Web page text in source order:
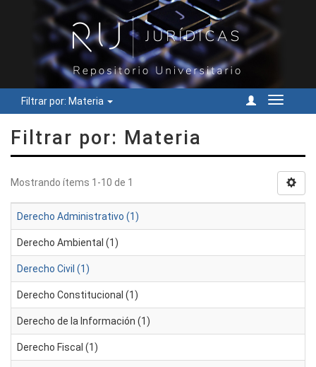
Filtrar por: Materia
Cambiar
Filtrar por: Materia
Mostrando ítems 1-10 de 1
Derecho Administrativo (1)
Derecho Ambiental (1)
Derecho Civil (1)
Derecho Constitucional (1)
Derecho de la Información (1)
Derecho Fiscal (1)